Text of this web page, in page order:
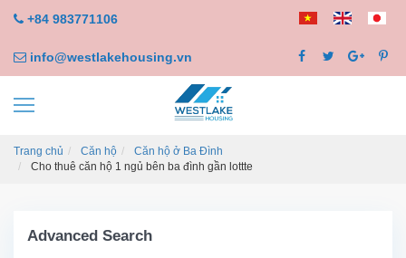
+84 983771106
info@westlakehousing.vn
Trang chủ Căn hộ
Căn hộ ở Ba Đình
Cho thuê căn hộ 1 ngủ bên ba đình gần lottte
Advanced Search